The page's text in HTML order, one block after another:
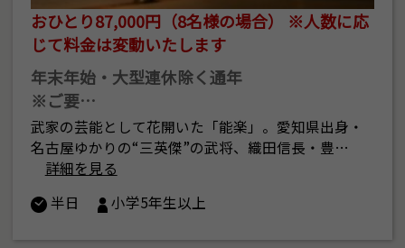
おひとり87,000円（8名様の場合） ※人数に応
じて料金は変動いたします
年末年始・大型連休除く通年
※ご要…
武家の芸能として花開いた「能楽」。愛知県出身・
名古屋ゆかりの“三英傑”の武将、織田信長・豊…
詳細を見る
半日
小学5年生以上